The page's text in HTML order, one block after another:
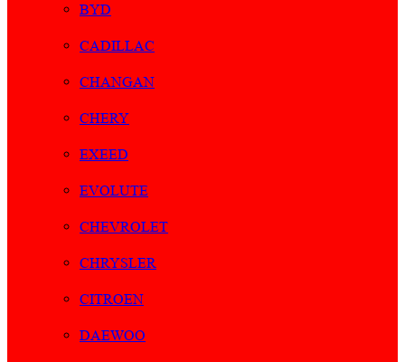
BYD
CADILLAC
CHANGAN
CHERY
EXEED
EVOLUTE
CHEVROLET
CHRYSLER
CITROEN
DAEWOO